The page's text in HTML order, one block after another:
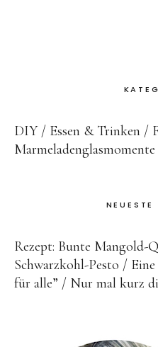
DIY Essen & Trinken
Marmeladenglasmomente
NEUESTE
Rezept: Bunte Mangold-
Schwarzkohl-Pesto
für alle”
Nur mal kurz